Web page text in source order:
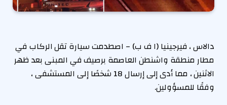
دالاس ، فيرجينيا (ا ف ب) – اصطدمت سيارة تقل الركاب في
مطار منطقة واشنطن العاصمة برصيف في المبنى بعد ظهر
الاثنين ، مما أدى إلى إرسال 18 شخصًا إلى المستشفى ،
وفقًا للمسؤولين.